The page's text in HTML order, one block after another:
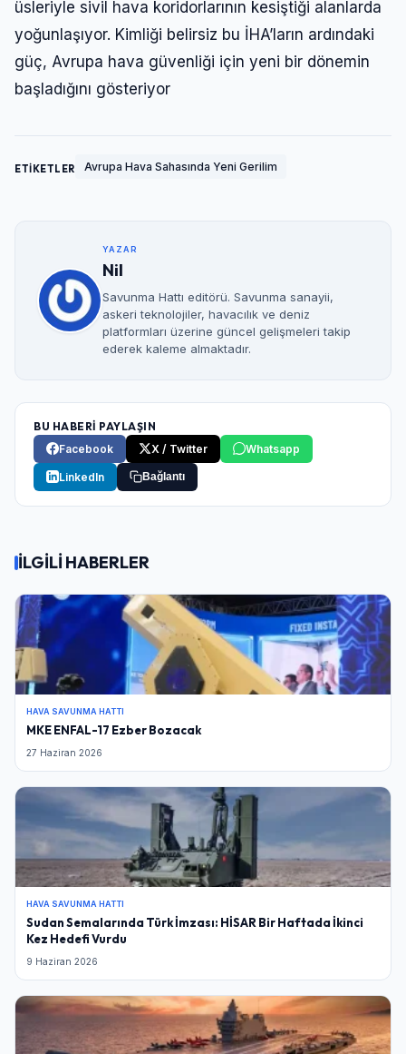
üsleriyle sivil hava koridorlarının kesiştiği alanlarda
yoğunlaşıyor. Kimliği belirsiz bu İHA’ların ardındaki
güç, Avrupa hava güvenliği için yeni bir dönemin
başladığını gösteriyor
ETİKETLER Avrupa Hava Sahasında Yeni Gerilim
YAZAR
Nil
Savunma Hattı editörü. Savunma sanayii,
askeri teknolojiler, havacılık ve deniz
platformları üzerine güncel gelişmeleri takip
ederek kaleme almaktadır.
BU HABERİ PAYLAŞIN
Facebook
X / Twitter Whatsapp
LinkedIn Bağlantı
İLGİLİ HABERLER
HAVA SAVUNMA HATTI
MKE ENFAL-17 Ezber Bozacak
27 Haziran 2026
HAVA SAVUNMA HATTI
Sudan Semalarında Türk İmzası: HİSAR Bir Haftada İkinci
Kez Hedefi Vurdu
9 Haziran 2026